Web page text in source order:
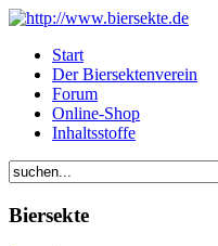
Start
Der Biersektenverein
Forum
Online-Shop
Inhaltsstoffe
Biersekte